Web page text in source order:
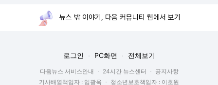
뉴스 밖 이야기, 다음 커뮤니티 웹에서 보기
로그인 PC화면 전체보기
다음뉴스 서비스안내 24시간 뉴스센터
공지사항
기사배열책임자 : 임광욱
청소년보호책임자 : 이호원